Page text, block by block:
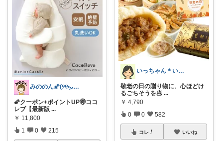
みののん🌠(୨୧•͈ᴗ•͈)感謝♡
🌠クーポン+ポイントUP🉐ココ
レブ【最新版 ...
￥ 11,800
1 0 215
いっちゃん＊いつまでも自分を大切に💞✨
敬老の日の贈り物に、心ほどけ
るごちそうを🥟 ...
￥ 4,790
0 0 582
コレ いいね